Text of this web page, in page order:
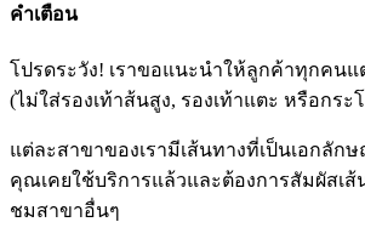
คำเตือน
โปรดระวัง! เราขอแนะนำให้ลูกค้าทุกคนแ
(ไม่ใส่รองเท้าส้นสูง, รองเท้าแตะ หรือกระ
แต่ละสาขาของเรามีเส้นทางที่เป็นเอกลัก
คุณเคยใช้บริการแล้วและต้องการสัมผัสเส้
ชมสาขาอื่นๆ